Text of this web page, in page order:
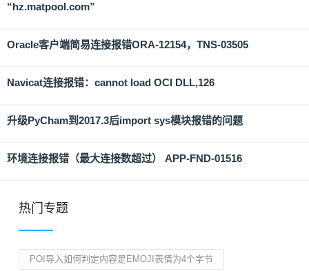
“hz.matpool.com”
Oracle客户端简易连接报错ORA-12154，TNS-03505
Navicat连接报错：cannot load OCI DLL,126
升级PyCham到2017.3后import sys模块报错的问题
环境连接报错（最大连接数超过） APP-FND-01516
热门专题
POI导入如何判定内容是EMOJI表情为4个字节